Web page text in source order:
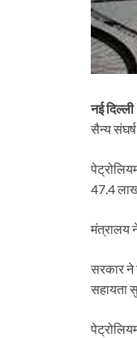
नई
सैन्य
47.4
मंत्रालय
सरकार ने
सहायता